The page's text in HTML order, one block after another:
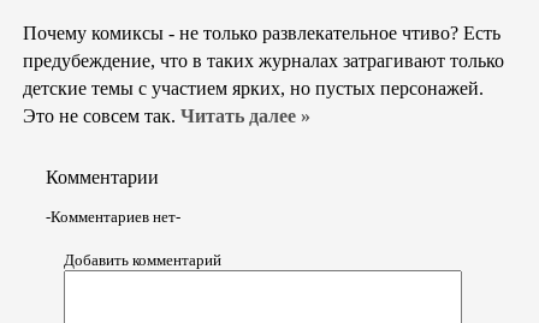
Почему комиксы - не только развлекательное чтиво? Есть
предубеждение, что в таких журналах затрагивают только
детские темы с участием ярких, но пустых персонажей.
Это не совсем так. Читать далее »
Комментарии
-Комментариев нет-
Добавить комментарий